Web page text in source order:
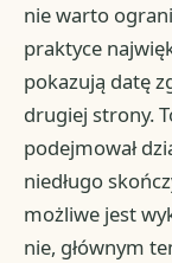
nie warto
praktyce
pokazują datę
drugiej strony.
podejmował
niedługo
możliwe jest
nie, głównym